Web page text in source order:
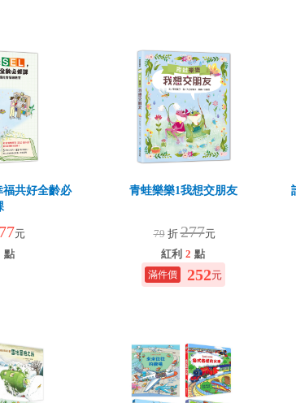
福共好全齡必
元
點
青蛙樂樂1我想交朋友
79 折277元
紅利 2 點
252元